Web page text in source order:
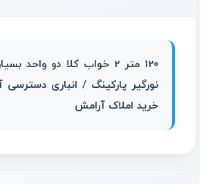
120 متر 2 خواب کلا دو
نورگیر پارکینگ / انباری دسترسی
خرید املاک آرامش